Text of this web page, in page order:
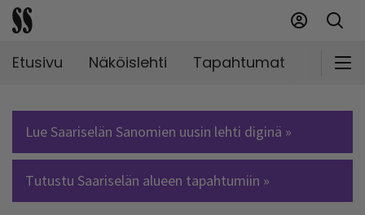
Etusivu Näköislehti Tapahtumat
Lue Saariselän Sanomien uusin lehti diginä »
Tutustu Saariselän alueen tapahtumiin »